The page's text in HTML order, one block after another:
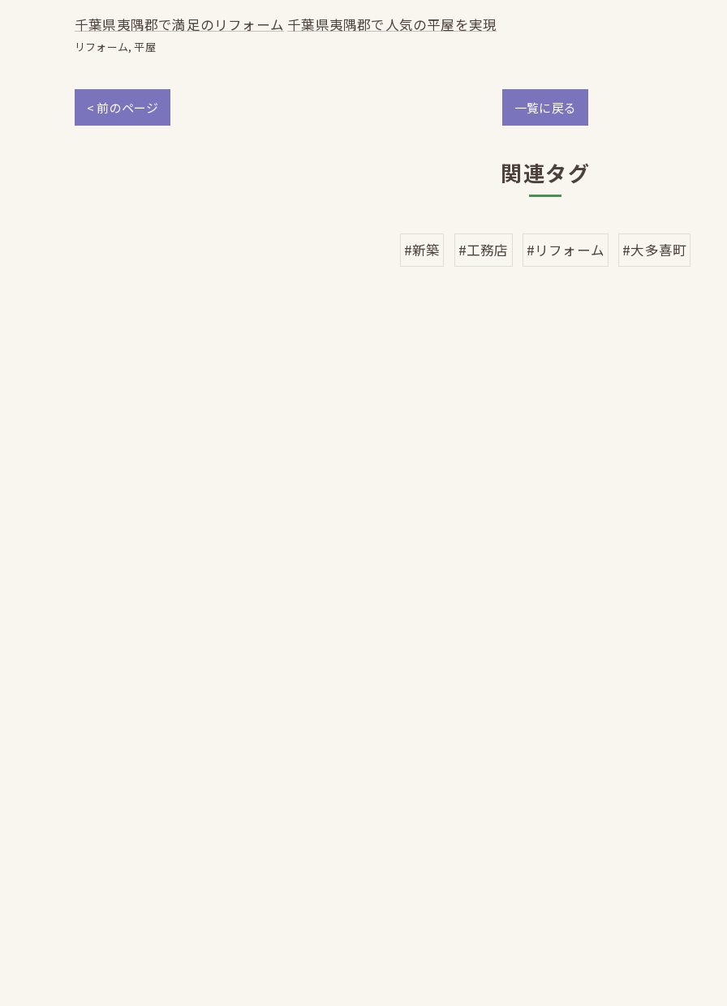
千葉県夷隅郡で満足のリフォーム 千葉県夷隅郡で人気の平屋を実現
リフォーム 平屋
< 前のページ 一覧に戻る
関連タグ
#新築 #工務店 #リフォーム #大多喜町